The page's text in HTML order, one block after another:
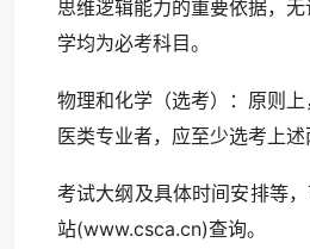
思维逻辑能力的重要依据，
学均为必考科目。
物理和化学（选考）：原则上
医类专业者，应至少选考上述
考试大纲及具体时间安排等
站(www.csca.cn)查询。